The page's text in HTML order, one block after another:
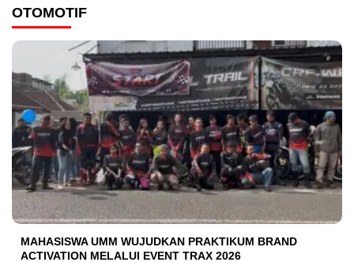
OTOMOTIF
MAHASISWA UMM WUJUDKAN PRAKTIKUM BRAND
ACTIVATION MELALUI EVENT TRAX 2026